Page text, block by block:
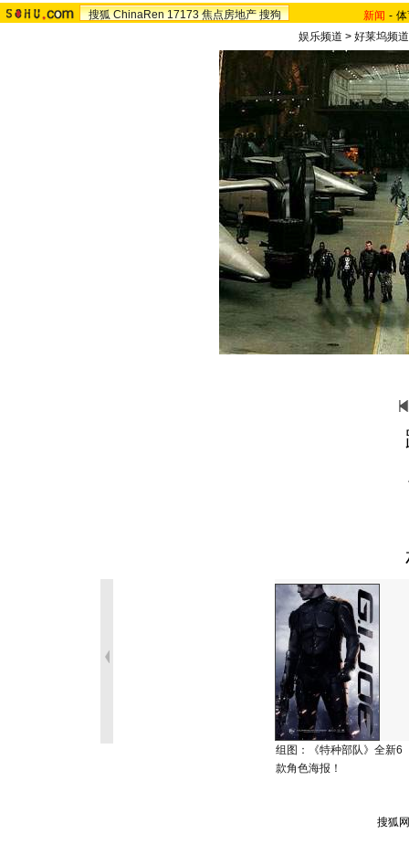
搜狐 ChinaRen 17173 焦点房地产 搜狗 新闻 -
娱乐频道 > 好莱坞频道
组图：《特种部队》全新6
款角色海报！